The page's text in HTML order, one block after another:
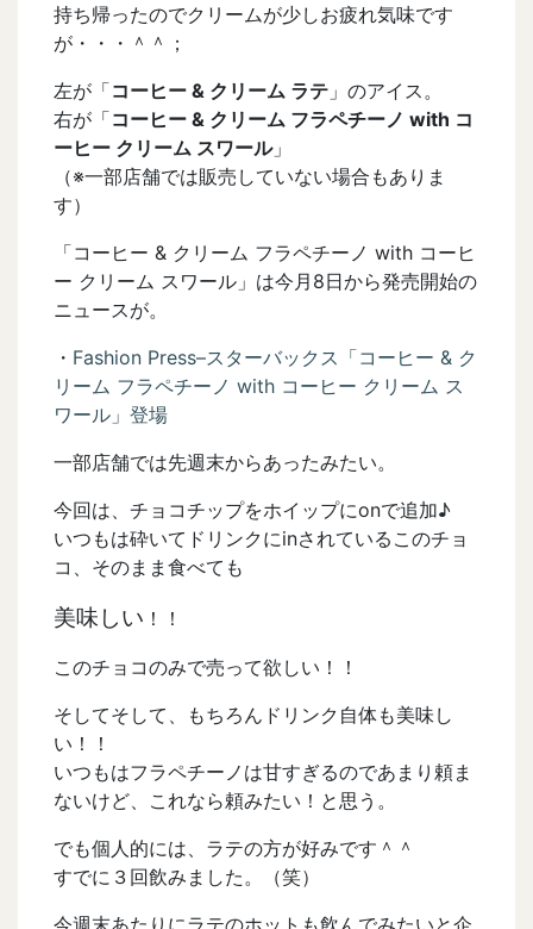
持ち帰ったのでクリームが少しお疲れ気味です
が・・・＾＾；
左が「コーヒー & クリーム ラテ 」のアイス。
右が「コーヒー & クリーム フラペチーノ with コ
ーヒー クリーム スワール」
（※一部店舗では販売していない場合もありま
す）
「コーヒー & クリーム フラペチーノ with コーヒ
ー クリーム スワール」は今月8日から発売開始の
ニュースが。
・ Fashion Press–スターバックス「コーヒー & ク
リーム フラペチーノ with コーヒー クリーム ス
ワール」登場
一部店舗では先週末からあったみたい。
今回は、チョコチップをホイップにonで追加♪
いつもは砕いてドリンクにinされているこのチョ
コ、そのまま食べても
美味しい ！！
このチョコのみで売って欲しい！！
そしてそして、もちろんドリンク自体も美味し
い！！
いつもはフラペチーノは甘すぎるのであまり頼ま
ないけど、これなら頼みたい！と思う。
でも個人的には、ラテの方が好みです＾＾
すでに３回飲みました。（笑）
今週末あたりにラテのホットも飲んでみたいと企